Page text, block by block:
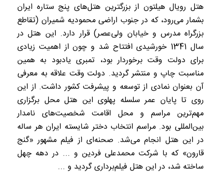
هتل رویال هیلتون از بزرگترین هتل‌های پنج ستاره ایران
بشمار می‌رود، که در جنوب اراضی محمودیه شمیران (تقاطع
بزرگراه مدرس و خیابان ولی‌عصر) قرار دارد. این هتل در
سال 1341 خورشیدی افتتاح شد و چون از اهمیت زیادی
برای دولت وقت برخوردار بود، تمبری یادبود به همین
مناسبت چاپ و منتشر گردید. دولت وقت علاقه به معرفی
آن بعنوان نمادی از توسعه و پیشرفت کشور داشت. از این
روی تا پایان عمر سلسله پهلوی این هتل محل برگزاری
مهم‌ترین مراسم و محل اقامت شخصیت‌های نامدار
بین‌المللی بود. مراسم انتخاب دختر شایسته ایران هر ساله
در این هتل انجام می‌شد. صحنه‌ای از فیلم مشهور «گنج
قارون» که با شرکت محمدعلی فردین و ... در دهه چهل
ساخته شد، در این هتل فیلم‌برداری گردید و ...